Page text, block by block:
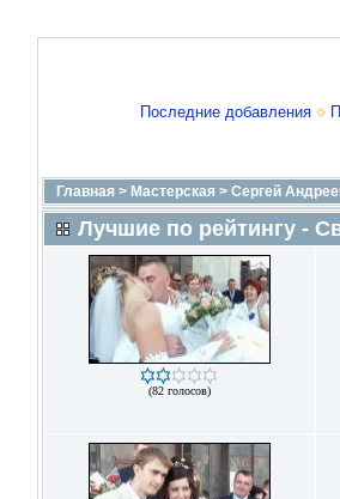
Последние добавления
Главная > Мастерская > Сергей
Лучшие по рейтингу -
(82 голосов)